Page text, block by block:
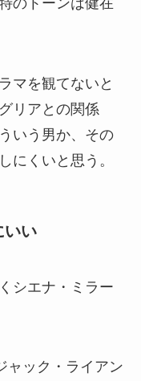
のトーンは健在
マを観てないと
リアとの関係
いう男か、その
にくいと思う。
いい
シエナ・ミラー
ャック・ライアン